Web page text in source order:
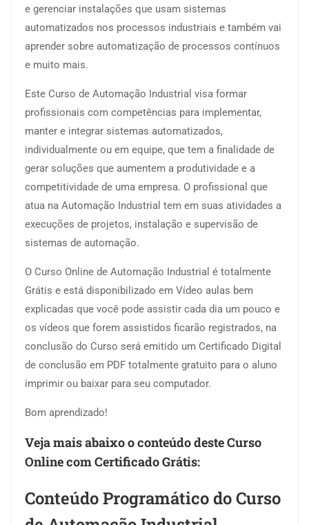
e gerenciar instalações que usam sistemas
automatizados nos processos industriais e também vai
aprender sobre automatização de processos contínuos
e muito mais.
Este Curso de Automação Industrial visa formar
profissionais com competências para implementar,
manter e integrar sistemas automatizados,
individualmente ou em equipe, que tem a finalidade de
gerar soluções que aumentem a produtividade e a
competitividade de uma empresa. O profissional que
atua na Automação Industrial tem em suas atividades a
execuções de projetos, instalação e supervisão de
sistemas de automação.
O Curso Online de Automação Industrial é totalmente
Grátis e está disponibilizado em Vídeo aulas bem
explicadas que você pode assistir cada dia um pouco e
os vídeos que forem assistidos ficarão registrados, na
conclusão do Curso será emitido um Certificado Digital
de conclusão em PDF totalmente gratuito para o aluno
imprimir ou baixar para seu computador.
Bom aprendizado!
Veja mais abaixo o conteúdo deste Curso
Online com Certificado Grátis:
Conteúdo Programático do Curso